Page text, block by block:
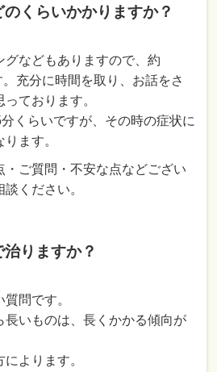
くらいかかりますか？
グなどもありますので、約
充分に時間を取り、お話をさ
ております。
くらいですが、その時の症状に
ます。
ご質問・不安な点などござい
ください。
りますか？
問です。
長いものは、長くかかる傾向が
よります。